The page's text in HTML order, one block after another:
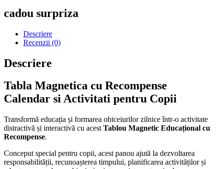
cadou surpriza
Descriere
Recenzii (0)
Descriere
Tabla Magnetica cu Recompense
Calendar si Activitati pentru Copii
Transformă educația și formarea obiceiurilor zilnice într-o activitate
distractivă și interactivă cu acest Tablou Magnetic Educațional cu
Recompense.
Conceput special pentru copii, acest panou ajută la dezvoltarea
responsabilității, recunoașterea timpului, planificarea activităților și